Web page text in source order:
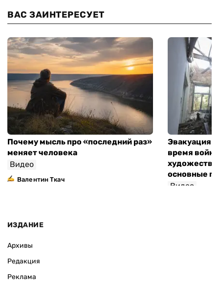
ВАС ЗАИНТЕРЕСУЕТ
Почему мысль про «последний раз»
меняет человека
Видео
Валентин Ткач
Эвакуация
время
основные
Видео
ИЗДАНИЕ
Архивы
Редакция
Реклама